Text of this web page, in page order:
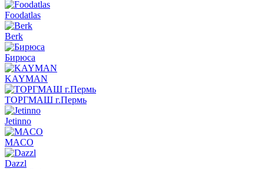
Foodatlas
Berk
Бирюса
KAYMAN
ТОРГМАШ г.Пермь
Jetinno
MACO
Dazzl